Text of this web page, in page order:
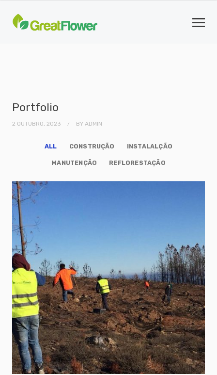
Portfolio
2 OUTUBRO, 2023 BY ADMIN
ALL CONSTRUÇÃO INSTALALÇÃO
MANUTENÇÃO REFLORESTAÇÃO